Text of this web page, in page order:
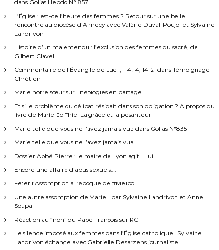
dans Golias Hebdo N° 857
L’Église : est-ce l’heure des femmes ? Retour sur une belle
rencontre au diocèse d’Annecy avec Valérie Duval-Poujol et Sylvaine
Landrivon
Histoire d’un malentendu : l’exclusion des femmes du sacré, de
Gilbert Clavel
Commentaire de l’Évangile de Luc 1, 1-4 ; 4, 14-21 dans Témoignage
Chrétien
Marie notre sœur sur Théologies en partage
Et si le problème du célibat résidait dans son obligation ? A propos du
livre de Marie-Jo Thiel La grâce et la pesanteur
Marie telle que vous ne l’avez jamais vue dans Golias N°835
Marie telle que vous ne l’avez jamais vue
Dossier Abbé Pierre : le maire de Lyon agit … lui !
Encore une affaire d’abus sexuels….
Fêter l’Assomption à l’époque de #MeToo
Une autre assomption de Marie… par Sylvaine Landrivon et Anne
Soupa
Réaction au “non” du Pape François sur RCF
Le silence imposé aux femmes dans l’Église catholique : Sylvaine
Landrivon échange avec Gabrielle Desarzens journaliste